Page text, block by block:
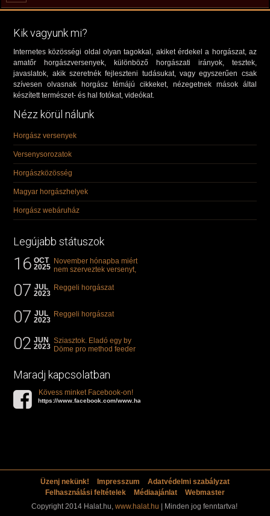
Kik vagyunk mi?
Internetes közösségi oldal olyan tagokkal, akiket érdekel a horgászat, az
amatőr horgászversenyek, különböző horgászati irányok, tesztek,
javaslatok, akik szeretnék fejleszteni tudásukat, vagy egyszerűen csak
szívesen olvasnak horgász témájú cikkeket, nézegetnek mások által
készített természet- és hal fotókat, videókat.
Nézz körül nálunk
Horgász versenyek
Versenysorozatok
Horgászközösség
Magyar horgászhelyek
Horgász webáruház
Legújabb státuszok
16 OCT
2025
November hónapba miért
nem szerveztek versenyt,
"kárászos"...
07 JUL
2023
Reggeli horgászat
07 JUL
2023
Reggeli horgászat
02 JUN
2023
Sziasztok. Eladó egy by
Döme pro method feeder
Maradj kapcsolatban
Kövess minket Facebook-on!
https://www.facebook.com/www.halat.hu
Üzenj nekünk! Impresszum
Adatvédelmi szabályzat
Felhasználási feltételek
Médiaajánlat
Webmaster
Copyright 2014 Halat.hu, www.halat.hu | Minden jog fenntartva!